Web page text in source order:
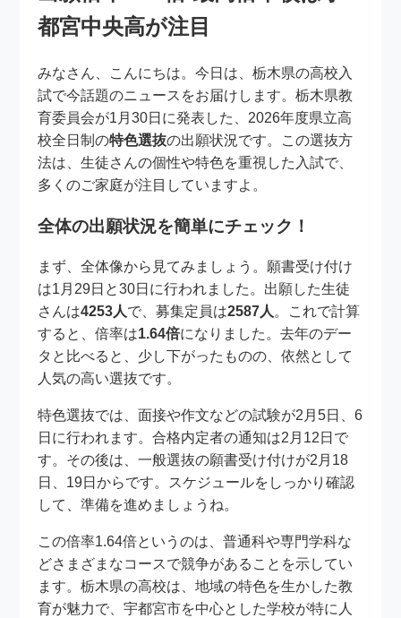
都宮中央高が注目
みなさん、こんにちは。今日は、栃木県の高校入
試で今話題のニュースをお届けします。栃木県教
育委員会が1月30日に発表した、2026年度県立高
校全日制の特色選抜の出願状況です。この選抜方
法は、生徒さんの個性や特色を重視した入試で、
多くのご家庭が注目していますよ。
全体の出願状況を簡単にチェック！
まず、全体像から見てみましょう。願書受け付け
は1月29日と30日に行われました。出願した生徒
さんは4253人で、募集定員は2587人。これで計算
すると、倍率は1.64倍になりました。去年のデー
タと比べると、少し下がったものの、依然として
人気の高い選抜です。
特色選抜では、面接や作文などの試験が2月5日、6
日に行われます。合格内定者の通知は2月12日で
す。その後は、一般選抜の願書受け付けが2月18
日、19日からです。スケジュールをしっかり確認
して、準備を進めましょうね。
この倍率1.64倍というのは、普通科や専門学科な
どさまざまなコースで競争があることを示してい
ます。栃木県の高校は、地域の特色を生かした教
育が魅力で、宇都宮市を中心とした学校が特に人